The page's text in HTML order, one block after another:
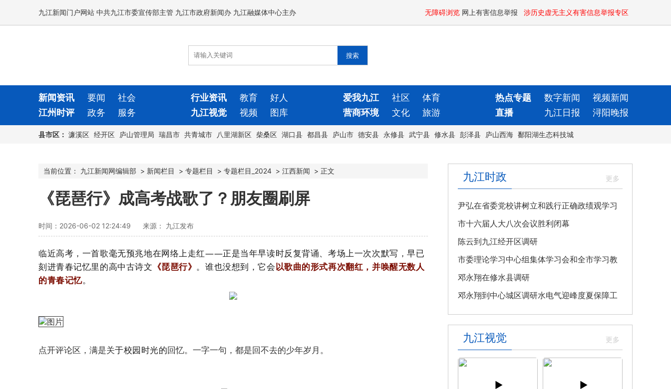
九江新闻门户网站 中共九江市委宣传部主管 九江市政府新闻办 九江融媒体中心主办 无障碍浏览 网上有害信息举报 涉历史虚无主义有害信息举报专区
新闻资讯 要闻 社会 行业资讯 教育 好人 爱我九江 社区 体育 热点专题 数字新闻
视频新闻
江州时评
政务 服务 九江视觉 视频 图库 营商环境 文化 旅游 直播 九江日报 浔阳晚报
县市区： 濂溪区 经开区 庐山管理局 瑞昌市 共青城市 八里湖新区 柴桑区 湖口县 都昌县 庐山市 德安县 永修县 武宁县 修水县 彭泽县 庐山西海 鄱阳湖生态科技城
当前位置： 九江新闻网编辑部 > 新闻栏目 > 专题栏目 > 专题栏目_2024 > 江西新闻 > 正文
《琵琶行》成高考战歌了？朋友圈刷屏
时间：2026-06-02 12:24:49 来源： 九江发布
临近高考，一首歌毫无预兆地在网络上走红——正是当年早读时反复背诵、考场上一次次默写，早已
刻进青春记忆里的高中古诗文 《琵琶行》 。谁也没想到，它会以歌曲的形式再次翻红，并唤醒无数人
的青春记忆。
点开评论区，满是关于校园时光的回忆。一字一句，都是回不去的少年岁月。
九江时政
尹弘在省委党校讲树立和践行正确政绩观学习
教育专题党课
市十六届人大八次会议胜利闭幕
陈云到九江经开区调研
市委理论学习中心组集体学习会和全市学习教
育整改整治工作汇报会召开
邓永翔在修水县调研
邓永翔到中心城区调研水电气迎峰度夏保障工
作
九江视觉